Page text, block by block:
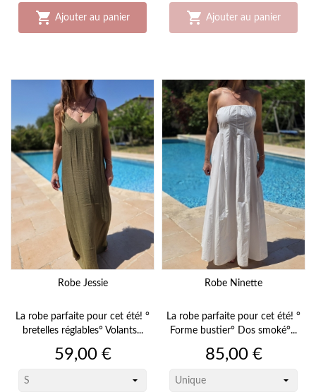
 Ajouter au panier  Ajouter au panier
Robe Jessie
La robe parfaite pour cet été! °
bretelles réglables° Volants...
Prix
59,00 €
Robe Ninette
La robe parfaite pour cet été! °
Forme bustier° Dos smoké°...
Prix
85,00 €